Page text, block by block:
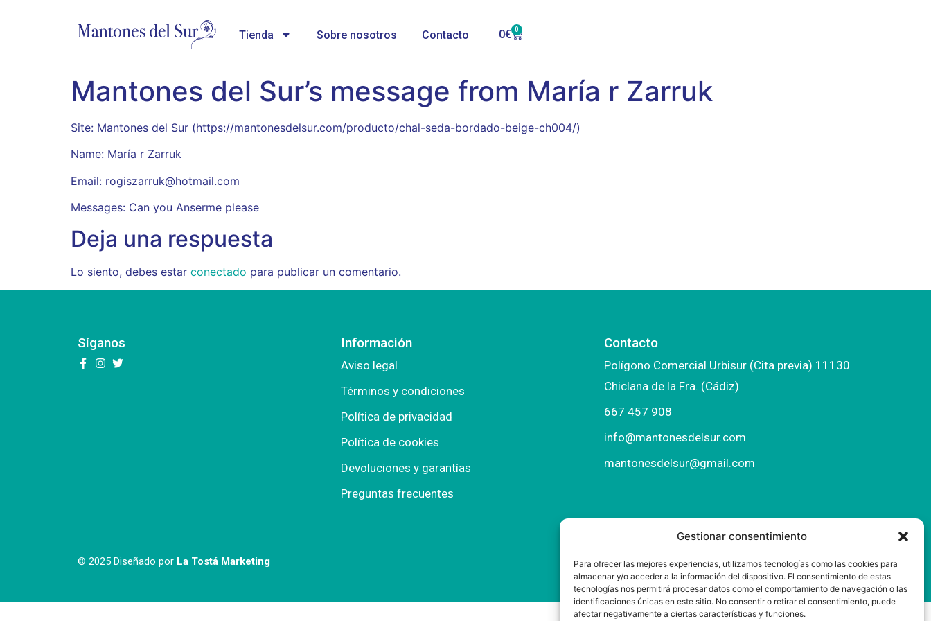
Gestionar consentimiento
Para ofrecer las mejores experiencias, utilizamos tecnologías como las cookies para
almacenar y/o acceder a la información del dispositivo. El consentimiento de estas
tecnologías nos permitirá procesar datos como el comportamiento de navegación o las
identificaciones únicas en este sitio. No consentir o retirar el consentimiento, puede
afectar negativamente a ciertas características y funciones.
Tienda Sobre nosotros Contacto 0€ 0
Mantones del Sur’s message from María r Zarruk
Site: Mantones del Sur (https://mantonesdelsur.com/producto/chal-seda-bordado-beige-ch004/)
Name: María r Zarruk
Email: rogiszarruk@hotmail.com
Messages: Can you Anserme please
Deja una respuesta
Lo siento, debes estar conectado para publicar un comentario.
Síganos Información
Aviso legal
Términos y condiciones
Política de privacidad
Política de cookies
Devoluciones y garantías
Preguntas frecuentes
Contacto
Polígono Comercial Urbisur (Cita previa) 11130
Chiclana de la Fra. (Cádiz)
667 457 908
info@mantonesdelsur.com
mantonesdelsur@gmail.com
© 2025 Diseñado por La Tostá Marketing